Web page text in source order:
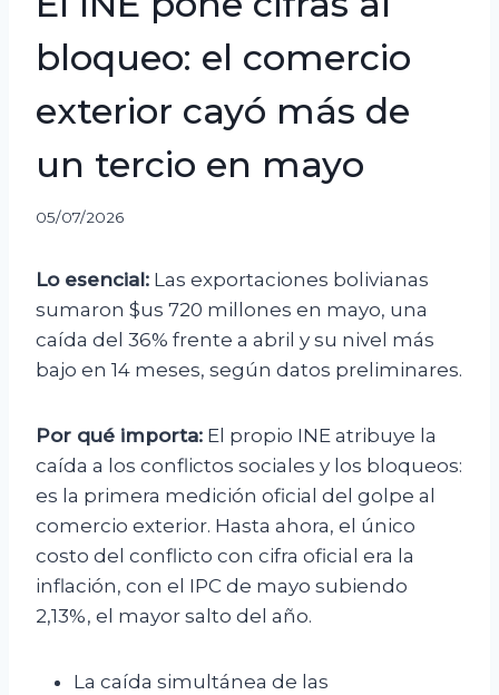
bloqueo: el comercio
exterior cayó más de
un tercio en mayo
05/07/2026
Lo esencial: Las exportaciones bolivianas
sumaron $us 720 millones en mayo, una
caída del 36% frente a abril y su nivel más
bajo en 14 meses, según datos preliminares.
Por qué importa: El propio INE atribuye la
caída a los conflictos sociales y los bloqueos:
es la primera medición oficial del golpe al
comercio exterior. Hasta ahora, el único
costo del conflicto con cifra oficial era la
inflación, con el IPC de mayo subiendo
2,13%, el mayor salto del año.
La caída simultánea de las